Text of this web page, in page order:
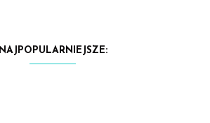
NAJPOPULARNIEJSZE: